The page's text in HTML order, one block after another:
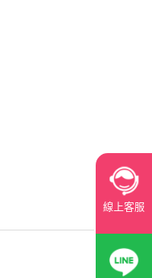
線上客服